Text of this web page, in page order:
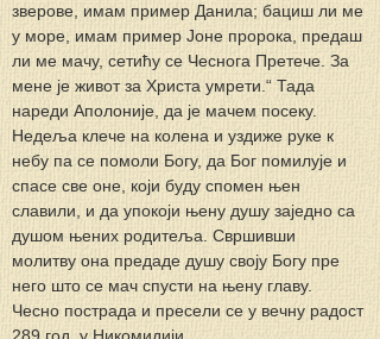
зверове, имам пример Данила; бациш ли ме
у море, имам пример Јоне пророка, предаш
ли ме мачу, сетићу се Чеснога Претече. За
мене је живот за Христа умрети.“ Тада
нареди Аполоније, да је мачем посеку.
Недеља клече на колена и уздиже руке к
небу па се помоли Богу, да Бог помилује и
спасе све оне, који буду спомен њен
славили, и да упокоји њену душу заједно са
душом њених родитеља. Свршивши
молитву она предаде душу своју Богу пре
него што се мач спусти на њену главу.
Чесно пострада и пресели се у вечну радост